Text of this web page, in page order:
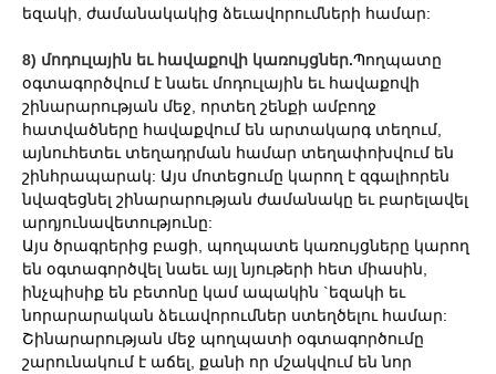
եզակի, ժամանակակից ձեւավորումների համար:
8) մոդուլային եւ հավաքովի կառույցներ.Պողպատը
օգտագործվում է նաեւ մոդուլային եւ հավաքովի
շինարարության մեջ, որտեղ շենքի ամբողջ
հատվածները հավաքվում են արտակարգ տեղում,
այնուհետեւ տեղադրման համար տեղափոխվում են
շինհրապարակ: Այս մոտեցումը կարող է զգալիորեն
նվազեցնել շինարարության ժամանակը եւ բարելավել
արդյունավետությունը:
Այս ծրագրերից բացի, պողպատե կառույցները կարող
են օգտագործվել նաեւ այլ նյութերի հետ միասին,
ինչպիսիք են բետոնը կամ ապակին `եզակի եւ
նորարարական ձեւավորումներ ստեղծելու համար:
Շինարարության մեջ պողպատի օգտագործումը
շարունակում է աճել, քանի որ մշակվում են նոր